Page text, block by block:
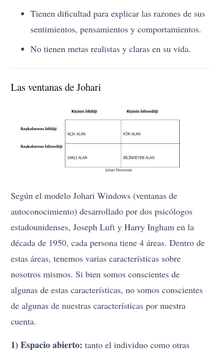
Tienen dificultad para explicar las razones de sus
sentimientos, pensamientos y comportamientos.
No tienen metas realistas y claras en su vida.
Las ventanas de Johari
Según el modelo Johari Windows (ventanas de
autoconocimiento) desarrollado por dos psicólogos
estadounidenses, Joseph Luft y Harry Ingham en la
década de 1950, cada persona tiene 4 áreas. Dentro de
estas áreas, tenemos varias características sobre
nosotros mismos. Si bien somos conscientes de
algunas de estas características, no somos conscientes
de algunas de nuestras características por nuestra
cuenta.
1) Espacio abierto: tanto el individuo como otras